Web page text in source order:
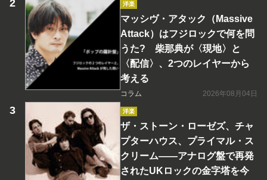
洋楽
マッシヴ・アタック（Massive
Attack）はフジロックで何を問
うた? 柴那典が〈現地〉と
〈配信〉、2つのレイヤーから
考える
コラム 2026年08月04日
洋楽
ザ・ストーン・ローゼズ、チャ
プターハウス、プライマル・ス
クリーム――アナログ盤で再発
されたUKロックの金字塔を今